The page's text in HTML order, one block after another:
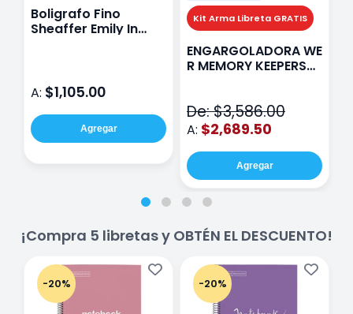
Boligrafo Fino
Sheaffer Emily In
A: $1,105.00
Agregar
Kit Arma Libreta GRATIS
ENGARGOLADORA WE
R MEMORY KEEPERS
De: $3,586.00
A: $2,689.50
Agregar
¡Compra 5 libretas y OBTÉN EL DESCUENTO!
-20% -20%